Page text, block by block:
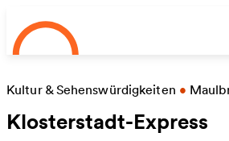
Skip to main content
Kultur & Sehenswürdigkeiten •
Klosterstadt-Express